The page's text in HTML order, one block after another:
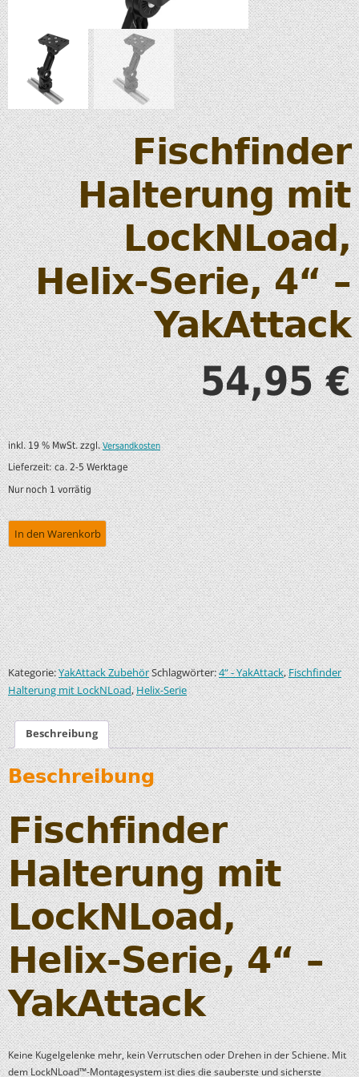
Fischfinder
Halterung mit
LockNLoad,
Helix-Serie, 4“ –
YakAttack
54,95€
inkl. 19 % MwSt. zzgl.Versandkosten
Lieferzeit:ca. 2-5 Werktage
Nur noch 1 vorrätig
In den Warenkorb
Kategorie:YakAttack ZubehörSchlagwörter:4“ - YakAttack,Fischfinder
Halterung mit LockNLoad,Helix-Serie
Beschreibung
Beschreibung
Fischfinder
Halterung mit
LockNLoad,
Helix-Serie, 4“ –
YakAttack
Keine Kugelgelenke mehr, kein Verrutschen oder Drehen in der Schiene. Mit
dem LockNLoad™-Montagesystem ist dies die sauberste und sicherste